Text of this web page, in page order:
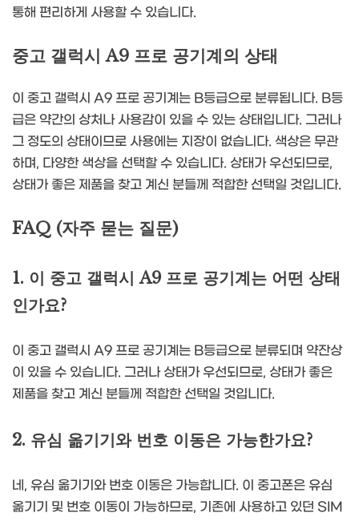
통해 편리하게 사용할 수 있습니다.
중고 갤럭시 A9 프로 공기계의 상태
이 중고 갤럭시 A9 프로 공기계는 B등급으로 분류됩니다. B등
급은 약간의 상처나 사용감이 있을 수 있는 상태입니다. 그러나
그 정도의 상태이므로 사용에는 지장이 없습니다. 색상은 무관
하며, 다양한 색상을 선택할 수 있습니다. 상태가 우선되므로,
상태가 좋은 제품을 찾고 계신 분들께 적합한 선택일 것입니다.
FAQ (자주 묻는 질문)
1. 이 중고 갤럭시 A9 프로 공기계는 어떤 상태
인가요?
이 중고 갤럭시 A9 프로 공기계는 B등급으로 분류되며 약잔상
이 있을 수 있습니다. 그러나 상태가 우선되므로, 상태가 좋은
제품을 찾고 계신 분들께 적합한 선택일 것입니다.
2. 유심 옮기기와 번호 이동은 가능한가요?
네, 유심 옮기기와 번호 이동은 가능합니다. 이 중고폰은 유심
옮기기 및 번호 이동이 가능하므로, 기존에 사용하고 있던 SIM